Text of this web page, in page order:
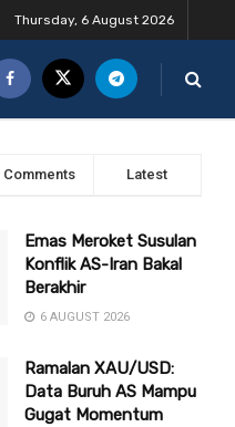
Thursday, 6 August 2026
Comments Latest
Emas Meroket Susulan
Konflik AS-Iran Bakal
Berakhir
6 AUGUST 2026
Ramalan XAU/USD:
Data Buruh AS Mampu
Gugat Momentum